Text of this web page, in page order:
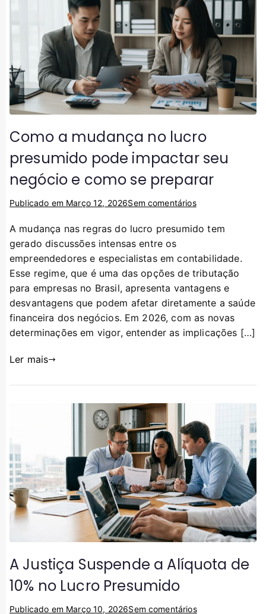
Como a mudança no lucro
presumido pode impactar seu
negócio e como se preparar
Publicado em Março 12, 2026Sem comentários
A mudança nas regras do lucro presumido tem
gerado discussões intensas entre os
empreendedores e especialistas em contabilidade.
Esse regime, que é uma das opções de tributação
para empresas no Brasil, apresenta vantagens e
desvantagens que podem afetar diretamente a saúde
financeira dos negócios. Em 2026, com as novas
determinações em vigor, entender as implicações […]
Ler mais
A Justiça Suspende a Alíquota de
10% no Lucro Presumido
Publicado em Março 10, 2026Sem comentários